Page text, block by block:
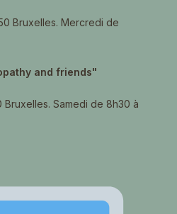
Bruxelles. Mercredi de
and friends"
Bruxelles. Samedi de 8h30 à